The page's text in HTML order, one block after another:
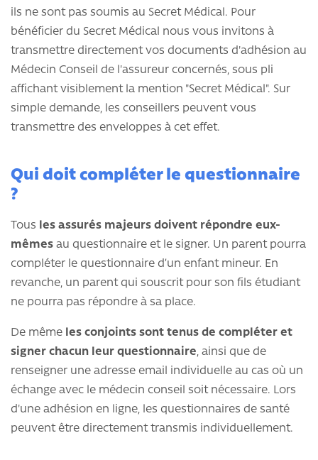
ils ne sont pas soumis au Secret Médical. Pour
bénéficier du Secret Médical nous vous invitons à
transmettre directement vos documents d'adhésion au
Médecin Conseil de l'assureur concernés, sous pli
affichant visiblement la mention "Secret Médical". Sur
simple demande, les conseillers peuvent vous
transmettre des enveloppes à cet effet.
Qui doit compléter le questionnaire
?
Tous
les assurés majeurs doivent répondre eux-
mêmes au questionnaire et le signer. Un parent pourra
compléter le questionnaire d’un enfant mineur. En
revanche, un parent qui souscrit pour son fils étudiant
ne pourra pas répondre à sa place.
De même les conjoints sont tenus de compléter et
signer chacun leur questionnaire, ainsi que de
renseigner une adresse email individuelle au cas où un
échange avec le médecin conseil soit nécessaire. Lors
d'une adhésion en ligne, les questionnaires de santé
peuvent être directement transmis individuellement.